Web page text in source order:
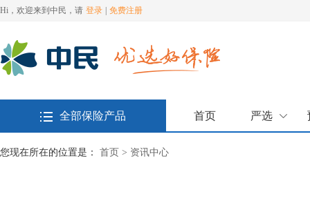
Hi，欢迎来到中民，请 登录 免费注册
全部保险产品 首页 严选
您现在所在的位置是： 首页 > 资讯中心